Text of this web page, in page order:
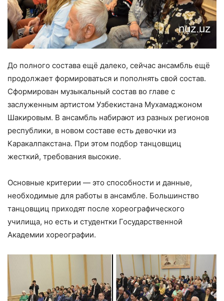
До полного состава ещё далеко, сейчас ансамбль ещё
продолжает формироваться и пополнять свой состав.
Сформирован музыкальный состав во главе с
заслуженным артистом Узбекистана Мухамаджоном
Шакировым. В ансамбль набирают из разных регионов
республики, в новом составе есть девочки из
Каракалпакстана. При этом подбор танцовщиц
жесткий, требования высокие.
Основные критерии — это способности и данные,
необходимые для работы в ансамбле. Большинство
танцовщиц приходят после хореографического
училища, но есть и студентки Государственной
Академии хореографии.